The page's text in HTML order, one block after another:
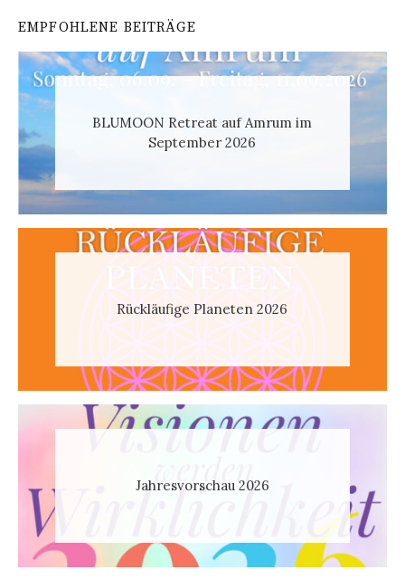
EMPFOHLENE BEITRÄGE
BLUMOON Retreat auf Amrum im
September 2026
Rückläufige Planeten 2026
Jahresvorschau 2026